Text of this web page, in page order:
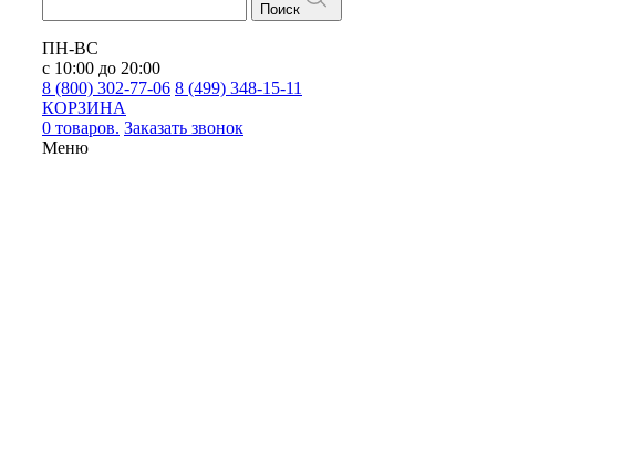
Поиск
ПН-ВС
с 10:00 до 20:00
8 (800) 302-77-06 8 (499) 348-15-11
КОРЗИНА
0 товаров. Заказать звонок
Меню